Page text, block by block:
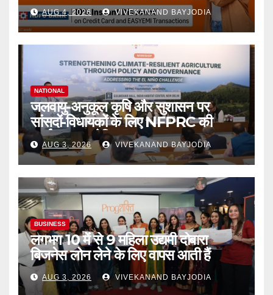
AUG 4, 2026 VIVEKANAND BAYJODIA
NATIONAL
जलवायु-अनुकूल कृषि और सुशासन पर
सांसदों-विधायकों के लिए NFPRC की
कार्यशाला आयोजित
AUG 3, 2026 VIVEKANAND BAYJODIA
BUSINESS
लगभग 10 में से 9 महिला उद्यमी दोबारा
बिजनेस लोन लेने के लिए वापस आती हैं
AUG 3, 2026 VIVEKANAND BAYJODIA